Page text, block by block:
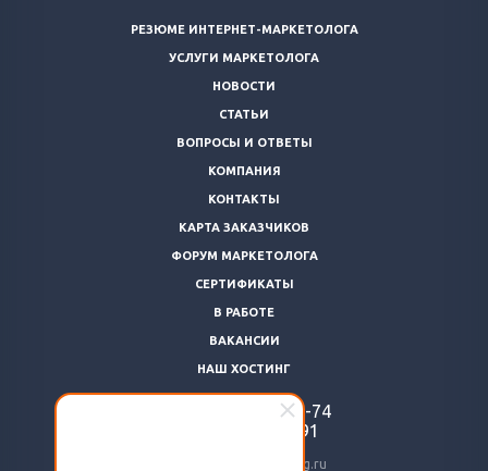
РЕЗЮМЕ ИНТЕРНЕТ-МАРКЕТОЛОГА
УСЛУГИ МАРКЕТОЛОГА
НОВОСТИ
СТАТЬИ
ВОПРОСЫ И ОТВЕТЫ
КОМПАНИЯ
КОНТАКТЫ
КАРТА ЗАКАЗЧИКОВ
ФОРУМ МАРКЕТОЛОГА
СЕРТИФИКАТЫ
В РАБОТЕ
ВАКАНСИИ
НАШ ХОСТИНГ
922-48-74
869-64-91
24@livemarketolog.ru